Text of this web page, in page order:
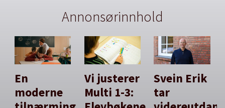
Annonsørinnhold
En
moderne
Vi justerer
Multi 1-3:
Svein Erik
tar